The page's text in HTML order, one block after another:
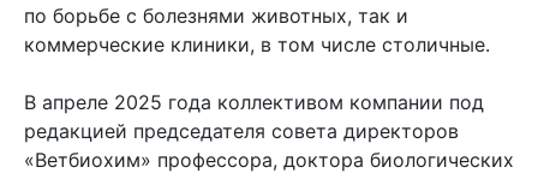
по борьбе с болезнями животных, так и
коммерческие клиники, в том числе столичные.
В апреле 2025 года коллективом компании под
редакцией председателя совета директоров
«Ветбиохим» профессора, доктора биологических